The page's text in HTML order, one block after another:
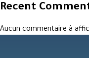
Recent
Aucun commentaire à